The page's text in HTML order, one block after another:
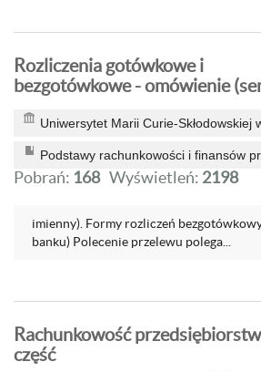
Rozliczenia gotówkowe i
bezgotówkowe - omówienie
Uniwersytet Marii Curie-Skłodowskiej
Podstawy rachunkowości i finansów
Pobrań: 168 Wyświetleń: 2198
imienny). Formy rozliczeń
banku) Polecenie przelewu polega...
Rachunkowość
część